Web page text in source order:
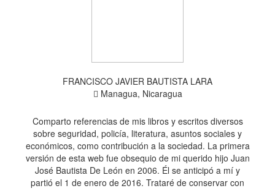
FRANCISCO JAVIER BAUTISTA LARA
Managua, Nicaragua
Comparto referencias de mis libros y escritos diversos
sobre seguridad, policía, literatura, asuntos sociales y
económicos, como contribución a la sociedad. La primera
versión de esta web fue obsequio de mi querido hijo Juan
José Bautista De León en 2006. Él se anticipó a mí y
partió el 1 de enero de 2016. Trataré de conservar con